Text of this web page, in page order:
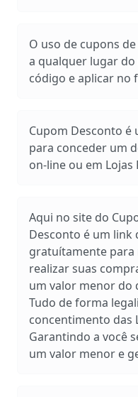
O uso de cupons
a qualquer lugar
código e aplicar no
Cupom Desconto é
para conceder um
on-line ou em Lojas
Aqui no site do
Desconto é um link
gratuítamente para
realizar suas
um valor menor do
Tudo de forma
concentimento das
Garantindo a você
um valor menor e